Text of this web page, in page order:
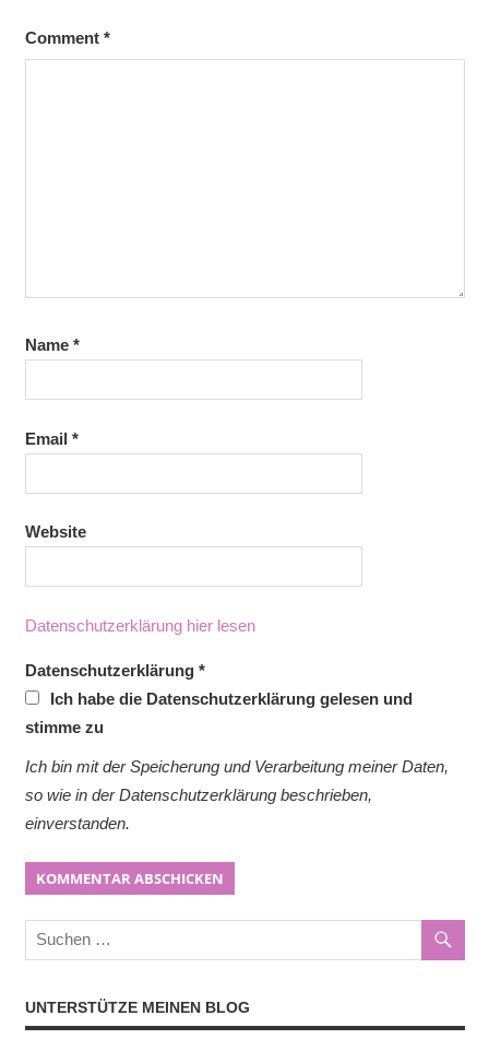
Comment*
Name*
Email *
Website
Datenschutzerklärung hier lesen
Datenschutzerklärung*
Ich habe die Datenschutzerklärung gelesen und
stimme zu
Ich bin mit der Speicherung und Verarbeitung meiner Daten,
so wie in der Datenschutzerklärung beschrieben,
einverstanden.
UNTERSTÜTZE MEINEN BLOG